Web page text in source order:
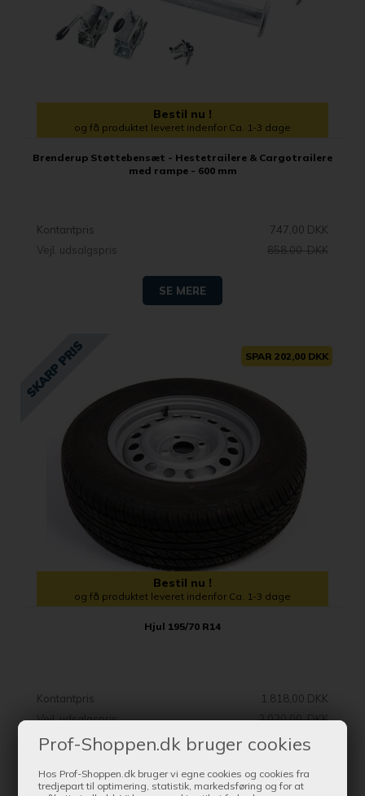
Prof-Shoppen.dk bruger cookies
Hos Prof-Shoppen.dk bruger vi egne cookies og cookies fra
tredjepart til optimering, statistik, markedsføring og for at
Bestil nu !
og få produktet leveret indenfor Ca. 1-3 dage
Brenderup Støttebensæt - Hestetrailere & Cargotrailere
med rampe - 600 mm
Kontantpris
747,00 DKK
Vejl. udsalgspris
858,00 DKK
SE MERE
SPAR 202,00 DKK
Bestil nu !
og få produktet leveret indenfor Ca. 1-3 dage
Hjul 195/70 R14
Kontantpris
1.818,00 DKK
Vejl. udsalgspris
2.020,00 DKK